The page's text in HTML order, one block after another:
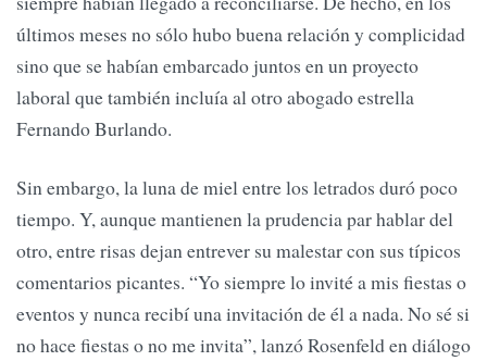
últimos meses no sólo hubo buena relación y complicidad
sino que se habían embarcado juntos en un proyecto
laboral que también incluía al otro abogado estrella
Fernando Burlando.
Sin embargo, la luna de miel entre los letrados duró poco
tiempo. Y, aunque mantienen la prudencia par hablar del
otro, entre risas dejan entrever su malestar con sus típicos
comentarios picantes. “Yo siempre lo invité a mis fiestas o
eventos y nunca recibí una invitación de él a nada. No sé si
no hace fiestas o no me invita”, lanzó Rosenfeld en diálogo